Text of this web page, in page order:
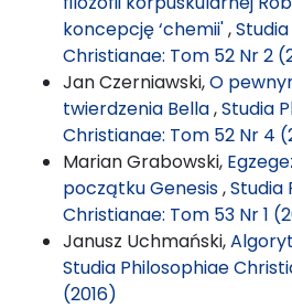
koncepcję ‘chemii',
Christianae: Tom 52 Nr 2
Jan Czerniawski,O
twierdzenia Bella,Studia
Christianae: Tom 52 Nr 4
Marian Grabowski,
początku Genesis,Studia
Christianae: Tom 53 Nr 1
Janusz Uchmański,
Studia Philosophiae
(2016)